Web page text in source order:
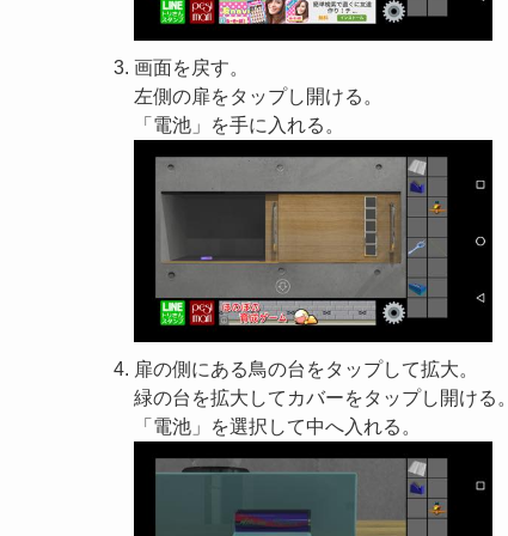
画面を戻す。
左側の扉をタップし開ける。
「電池」を手に入れる。
扉の側にある鳥の台をタップして拡大。
緑の台を拡大してカバーをタップし開ける。
「電池」を選択して中へ入れる。